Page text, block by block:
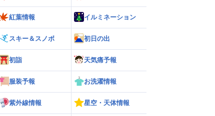
紅葉情報 イルミネーション
スキー＆スノボ 初日の出
初詣 天気痛予報
服装予報 お洗濯情報
紫外線情報 星空・天体情報